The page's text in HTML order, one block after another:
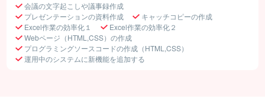
会議の文字起こしや議事録作成
プレゼンテーションの資料作成
キャッチコピーの作成
Excel作業の効率化１
Excel作業の効率化２
Webページ（HTML,CSS）の作成
プログラミングソースコードの作成（HTML,CSS）
運用中のシステムに新機能を追加する